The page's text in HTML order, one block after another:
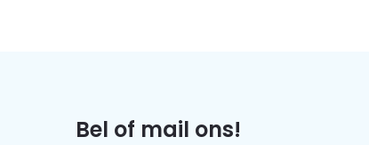
Bel of mail ons!